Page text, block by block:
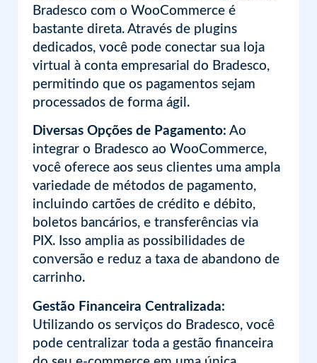
Bradesco com o WooCommerce é
bastante direta. Através de plugins
dedicados, você pode conectar sua loja
virtual à conta empresarial do Bradesco,
permitindo que os pagamentos sejam
processados de forma ágil.
Diversas Opções de Pagamento: Ao
integrar o Bradesco ao WooCommerce,
você oferece aos seus clientes uma ampla
variedade de métodos de pagamento,
incluindo cartões de crédito e débito,
boletos bancários, e transferências via
PIX. Isso amplia as possibilidades de
conversão e reduz a taxa de abandono de
carrinho.
Gestão Financeira Centralizada:
Utilizando os serviços do Bradesco, você
pode centralizar toda a gestão financeira